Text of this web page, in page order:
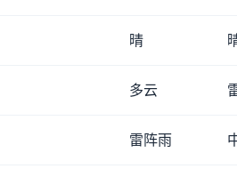
晴
多云
雷阵雨